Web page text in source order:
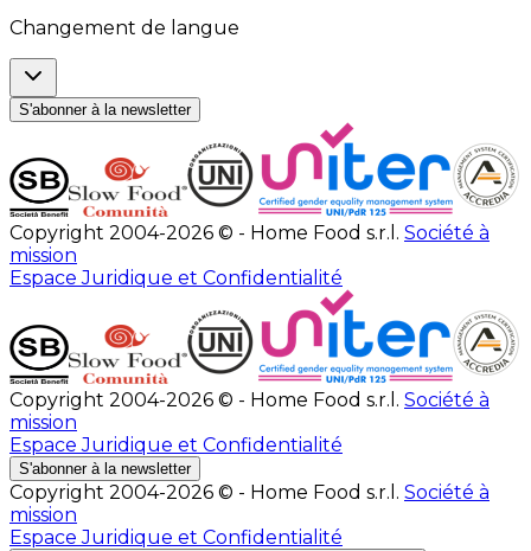
Changement de langue
S'abonner à la newsletter
Copyright 2004-2026 © - Home Food s.r.l. Société à
mission
Espace Juridique et Confidentialité
Copyright 2004-2026 © - Home Food s.r.l. Société à
mission
Espace Juridique et Confidentialité
S'abonner à la newsletter
Copyright 2004-2026 © - Home Food s.r.l. Société à
mission
Espace Juridique et Confidentialité